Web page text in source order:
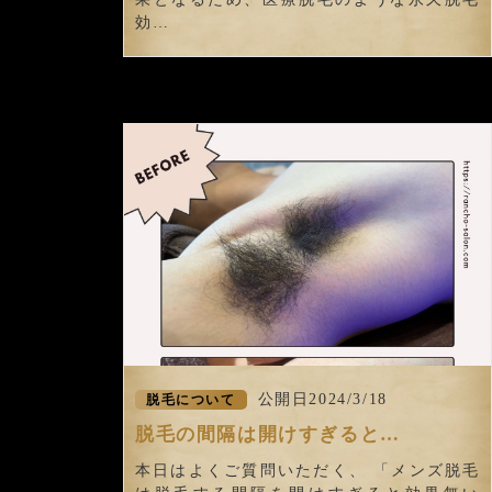
効…
脱毛について 公開日2024/3/18
脱毛の間隔は開けすぎると…
本日はよくご質問いただく、 「メンズ脱毛